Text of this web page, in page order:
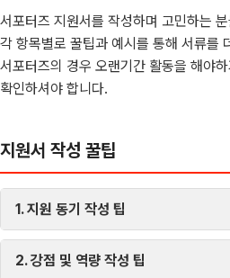
서포터즈 지원서를 작성하며 고민하는
각 항목별로 꿀팁과 예시를 통해 서류를
서포터즈의 경우 오랜기간 활동을 해야
확인하셔야 합니다.
지원서 작성 꿀팁
1. 지원 동기 작성 팁
2. 강점 및 역량 작성 팁